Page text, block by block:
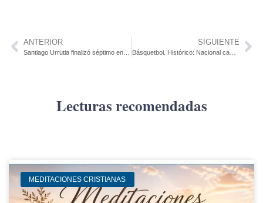
ANTERIOR SIGUIENTE
Básquetbol. Histórico: Nacional campeón de la Liga Sudamericana. Primer equipo de nuestro país en lograrlo.
Lecturas recomendadas
MEDITACIONES CRISTIANAS